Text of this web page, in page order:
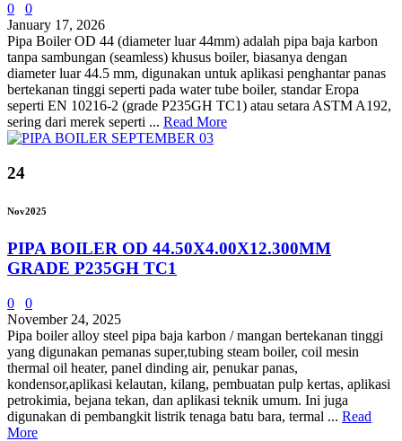
0
0
January 17, 2026
Pipa Boiler OD 44 (diameter luar 44mm) adalah pipa baja karbon
tanpa sambungan (seamless) khusus boiler, biasanya dengan
diameter luar 44.5 mm, digunakan untuk aplikasi penghantar panas
bertekanan tinggi seperti pada water tube boiler, standar Eropa
seperti EN 10216-2 (grade P235GH TC1) atau setara ASTM A192,
sering dari merek seperti ... Read More
24
Nov2025
PIPA BOILER OD 44.50X4.00X12.300MM
GRADE P235GH TC1
0
0
November 24, 2025
Pipa boiler alloy steel pipa baja karbon / mangan bertekanan tinggi
yang digunakan pemanas super,tubing steam boiler, coil mesin
thermal oil heater, panel dinding air, penukar panas,
kondensor,aplikasi kelautan, kilang, pembuatan pulp kertas, aplikasi
petrokimia, bejana tekan, dan aplikasi teknik umum. Ini juga
digunakan di pembangkit listrik tenaga batu bara, termal ... Read
More